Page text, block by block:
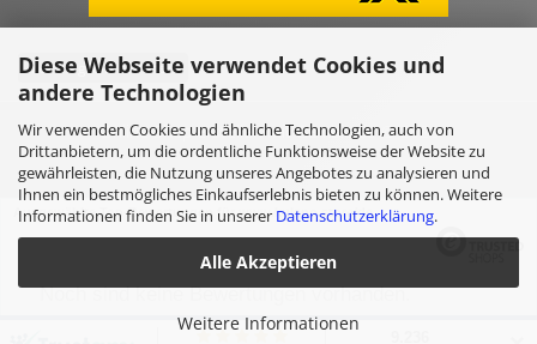
Diese Webseite verwendet Cookies und
andere Technologien
Wir verwenden Cookies und ähnliche Technologien, auch von
Drittanbietern, um die ordentliche Funktionsweise der Website zu
gewährleisten, die Nutzung unseres Angebotes zu analysieren und
Ihnen ein bestmögliches Einkaufserlebnis bieten zu können. Weitere
Informationen finden Sie in unserer Datenschutzerklärung.
Alle Akzeptieren
Weitere Informationen
Vertrag widerrufen
Online Shop erstellenmit Gambio.de © 2026
Ausgewählte Top-Bewertungen für www.kulano.store/de
Noch sind keine Bewertungen vorhanden.